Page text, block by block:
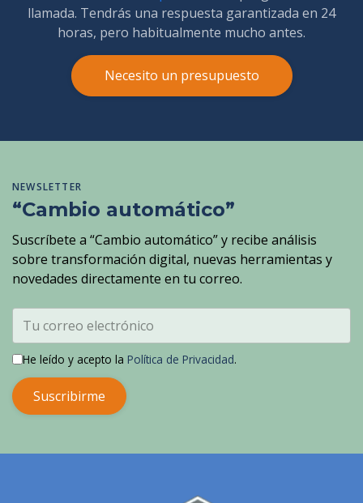
llamada. Tendrás una respuesta garantizada en 24
horas, pero habitualmente mucho antes.
Necesito un presupuesto
NEWSLETTER
“Cambio automático”
Suscríbete a “Cambio automático” y recibe análisis
sobre transformación digital, nuevas herramientas y
novedades directamente en tu correo.
He leído y acepto la Política de Privacidad.
Suscribirme